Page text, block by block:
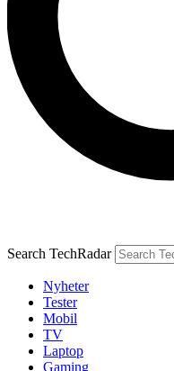
Search TechRadar
Nyheter
Tester
Mobil
TV
Laptop
Gaming